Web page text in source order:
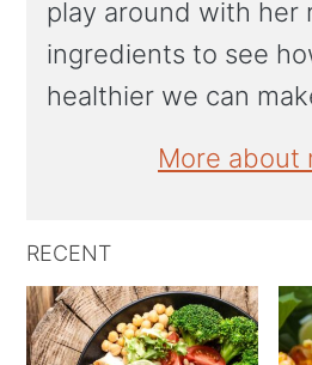
play around with her
ingredients to see
healthier we can
More about
RECENT